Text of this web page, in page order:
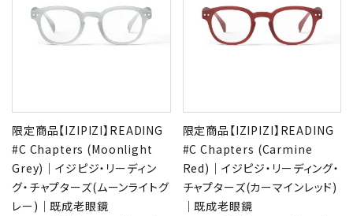
ACCOUNT MENU
ようこそ 会員名 様
限定商品【IZIPIZI】READING
#C Chapters (Moonlight
Grey)｜イジピジ・リーディン
グ・チャプターズ(ムーンライトグ
レー)｜既成老眼鏡
限定商品【IZIPIZI】READING
#C Chapters (Carmine
Red)｜イジピジ・リーディング・
チャプターズ(カーマインレッド)
｜既成老眼鏡